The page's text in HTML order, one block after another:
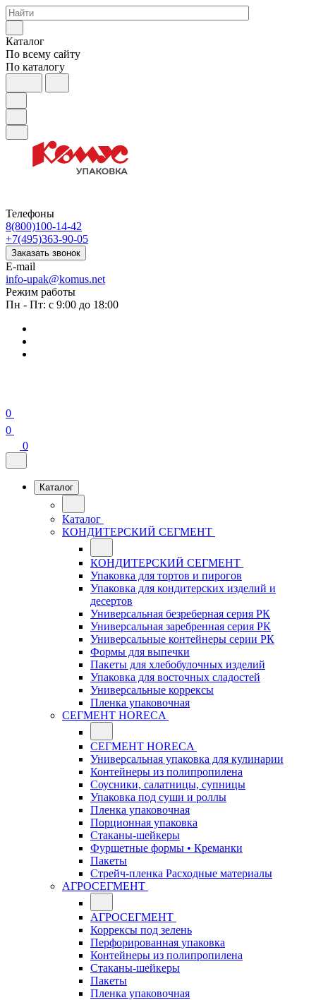
Каталог
По всему сайту
По каталогу
Телефоны
8(800)100-14-42
+7(495)363-90-05
Заказать звонок
E-mail
info-upak@komus.net
Режим работы
Пн - Пт: с 9:00 до 18:00
0
0
0
Каталог
Каталог
КОНДИТЕРСКИЙ СЕГМЕНТ
КОНДИТЕРСКИЙ СЕГМЕНТ
Упаковка для тортов и пирогов
Упаковка для кондитерских изделий и
десертов
Универсальная безреберная серия РК
Универсальная заребренная серия РК
Универсальные контейнеры серии РК
Формы для выпечки
Пакеты для хлебобулочных изделий
Упаковка для восточных сладостей
Универсальные коррексы
Пленка упаковочная
СЕГМЕНТ HORECA
СЕГМЕНТ HORECA
Универсальная упаковка для кулинарии
Контейнеры из полипропилена
Соусники, салатницы, супницы
Упаковка под суши и роллы
Пленка упаковочная
Порционная упаковка
Стаканы-шейкеры
Фуршетные формы • Креманки
Пакеты
Стрейч-пленка Расходные материалы
АГРОСЕГМЕНТ
АГРОСЕГМЕНТ
Коррексы под зелень
Перфорированная упаковка
Контейнеры из полипропилена
Стаканы-шейкеры
Пакеты
Пленка упаковочная